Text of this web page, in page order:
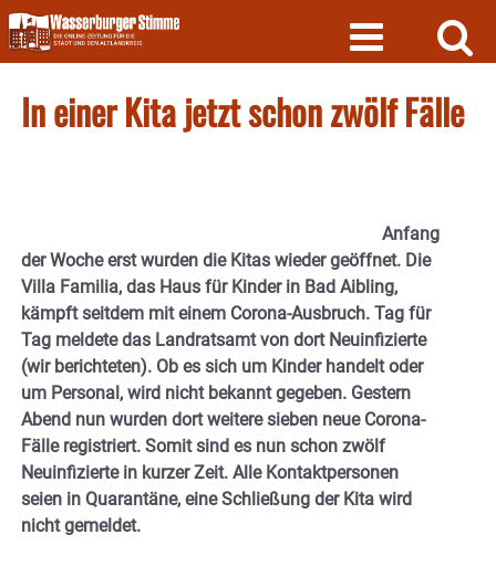
Skip
to
content
In einer Kita jetzt schon zwölf Fälle
Anfang
der Woche erst wurden die Kitas wieder geöffnet. Die
Villa Familia, das Haus für Kinder in Bad Aibling,
kämpft seitdem mit einem Corona-Ausbruch. Tag für
Tag meldete das Landratsamt von dort Neuinfizierte
(wir berichteten). Ob es sich um Kinder handelt oder
um Personal, wird nicht bekannt gegeben. Gestern
Abend nun wurden dort weitere sieben neue Corona-
Fälle registriert. Somit sind es nun schon zwölf
Neuinfizierte in kurzer Zeit. Alle Kontaktpersonen
seien in Quarantäne, eine Schließung der Kita wird
nicht gemeldet.